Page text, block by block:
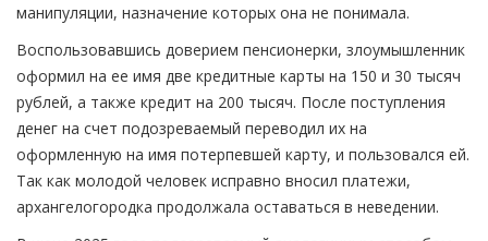
манипуляции, назначение которых она не понимала.
Воспользовавшись доверием пенсионерки, злоумышленник
оформил на ее имя две кредитные карты на 150 и 30 тысяч
рублей, а также кредит на 200 тысяч. После поступления
денег на счет подозреваемый переводил их на
оформленную на имя потерпевшей карту, и пользовался ей.
Так как молодой человек исправно вносил платежи,
архангелогородка продолжала оставаться в неведении.